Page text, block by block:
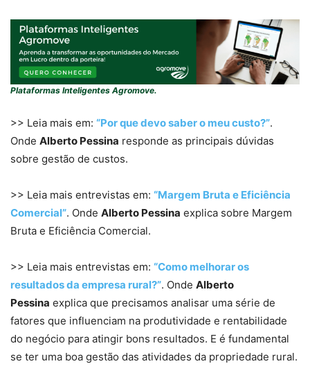
Plataformas Inteligentes Agromove.
>> Leia mais em: “Por que devo saber o meu custo?”.
Onde Alberto Pessina responde as principais dúvidas
sobre gestão de custos.
>> Leia mais entrevistas em: “Margem Bruta e Eficiência
Comercial”. Onde Alberto Pessina explica sobre Margem
Bruta e Eficiência Comercial.
>> Leia mais entrevistas em: “Como melhorar os
resultados da empresa rural?”. Onde Alberto
Pessina explica que precisamos analisar uma série de
fatores que influenciam na produtividade e rentabilidade
do negócio para atingir bons resultados. E é fundamental
se ter uma boa gestão das atividades da propriedade rural.